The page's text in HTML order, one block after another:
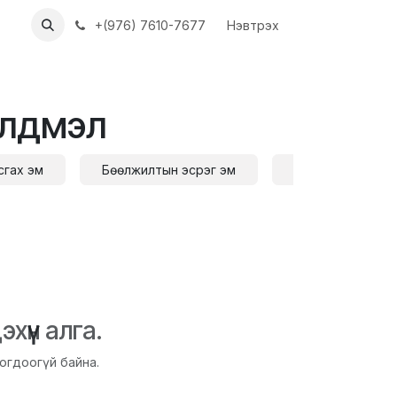
АЖЛЫН БАЙРУУД+(976) 7610-7677 Нэвтрэх
эм Бөөлжилтын эсрэг эм
алга.
байна.